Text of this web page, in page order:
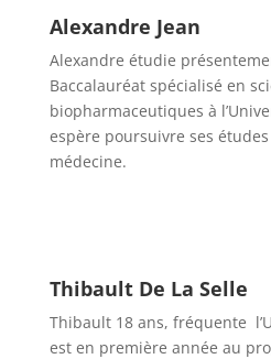
Alexandre Jean
Alexandre étudie
Baccalauréat spécialisé en
biopharmaceutiques à
espère poursuivre ses
médecine.
Thibault De La Selle
Thibault 18 ans, fréquente
est en première année au